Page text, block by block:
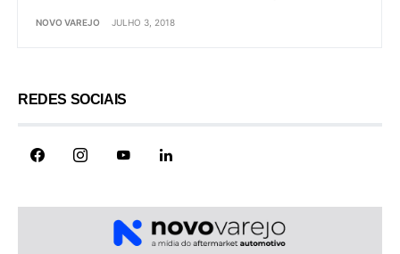
NOVO VAREJO JULHO 3, 2018
REDES SOCIAIS